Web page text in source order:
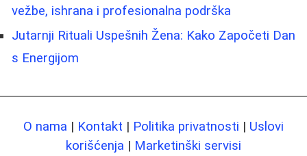
vežbe, ishrana i profesionalna podrška
Jutarnji Rituali Uspešnih Žena: Kako Započeti Dan
s Energijom
O nama | Kontakt | Politika privatnosti | Uslovi
korišćenja | Marketinški servisi